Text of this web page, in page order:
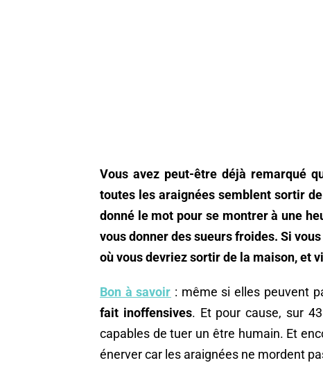
Vous avez peut-être déjà remarqué
toutes les araignées semblent sortir
donné le mot pour se montrer à une
vous donner des sueurs froides. Si
où vous devriez sortir de la maison, et
Bon à savoir : même si elles peuvent
fait inoffensives. Et pour cause, sur
capables de tuer un être humain. Et
énerver car les araignées ne mordent